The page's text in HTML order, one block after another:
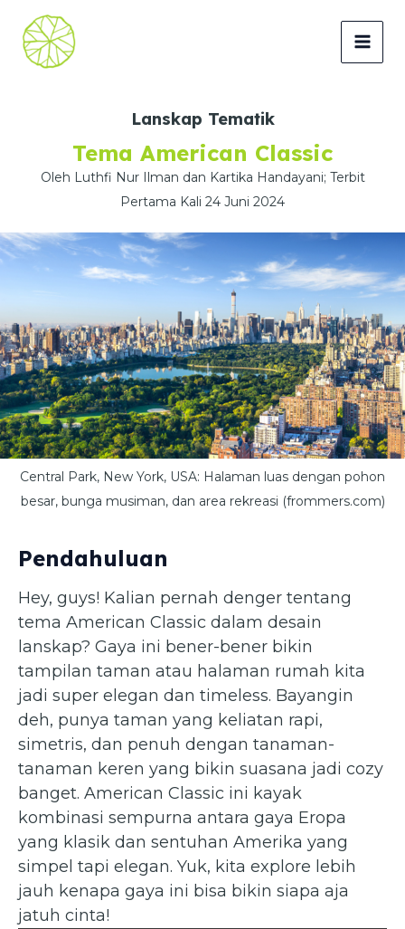
Lewati
konten
Lanskap Tematik
Tema American Classic
Oleh Luthfi Nur Ilman dan Kartika Handayani; Terbit
Pertama Kali 24 Juni 2024
Central Park, New York, USA: Halaman luas dengan pohon
besar, bunga musiman, dan area rekreasi (frommers.com)
Pendahuluan
Hey, guys! Kalian pernah denger tentang
tema American Classic dalam desain
lanskap? Gaya ini bener-bener bikin
tampilan taman atau halaman rumah kita
jadi super elegan dan timeless. Bayangin
deh, punya taman yang keliatan rapi,
simetris, dan penuh dengan tanaman-
tanaman keren yang bikin suasana jadi cozy
banget. American Classic ini kayak
kombinasi sempurna antara gaya Eropa
yang klasik dan sentuhan Amerika yang
simpel tapi elegan. Yuk, kita explore lebih
jauh kenapa gaya ini bisa bikin siapa aja
jatuh cinta!